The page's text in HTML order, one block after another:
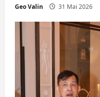
Geo Valin 31 Mai 2026